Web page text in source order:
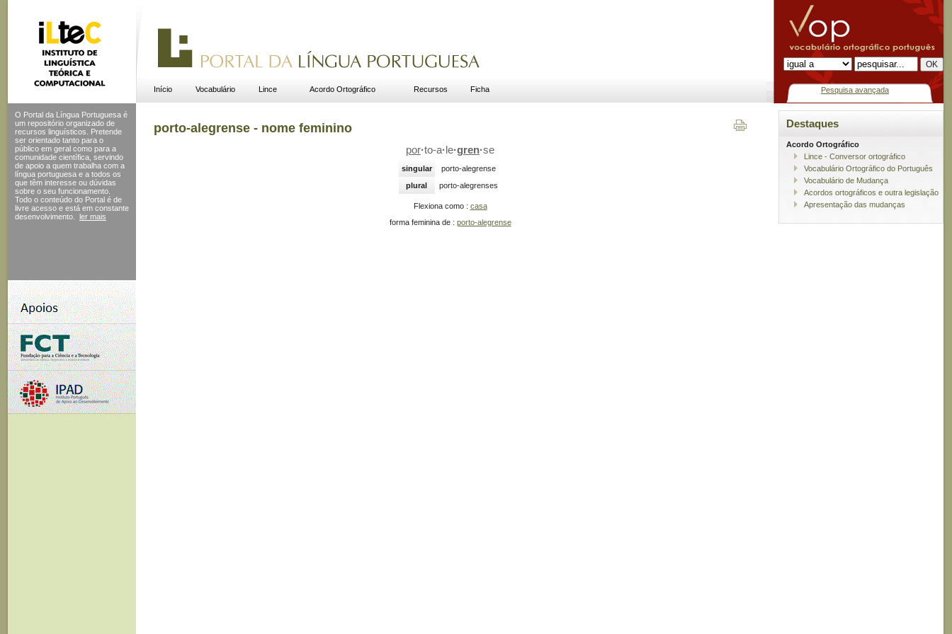
Início Vocabulário Lince Acordo Ortográfico Recursos Ficha Pesquisa avançada
O Portal da Língua Portuguesa é
um repositório organizado de
recursos linguísticos. Pretende
ser orientado tanto para o
público em geral como para a
comunidade científica, servindo
de apoio a quem trabalha com a
língua portuguesa e a todos os
que têm interesse ou dúvidas
sobre o seu funcionamento.
Todo o conteúdo do Portal é de
livre acesso e está em constante
desenvolvimento.
ler mais
porto-alegrense - nome feminino
por·to-a· le·gren·se
singular
porto-alegrense
plural
porto-alegrenses
Flexiona como : casa
forma feminina de : porto-alegrense
Destaques
Acordo Ortográfico
Lince - Conversor ortográfico
Vocabulário Ortográfico do Português
Vocabulário de Mudança
Acordos ortográficos e outra legislação
Apresentação das mudanças